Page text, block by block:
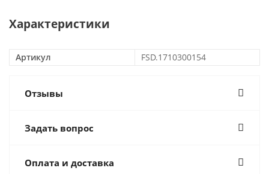
Характеристики
Артикул FSD.1710300154
Отзывы
Задать вопрос
Оплата и доставка